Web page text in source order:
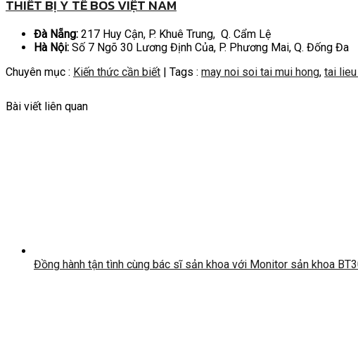
THIẾT BỊ Y TẾ BOS VIỆT NAM
Đà Nẵng: 217 Huy Cận, P. Khuê Trung, Q. Cẩm Lệ
Hà Nội: Số 7 Ngõ 30 Lương Định Của, P. Phương Mai, Q. Đống Đa
Chuyên mục : Kiến thức cần biết | Tags : may noi soi tai mui hong, tai
Bài viết liên quan
Đồng hành tận tình cùng bác sĩ sản khoa với Monitor sản khoa